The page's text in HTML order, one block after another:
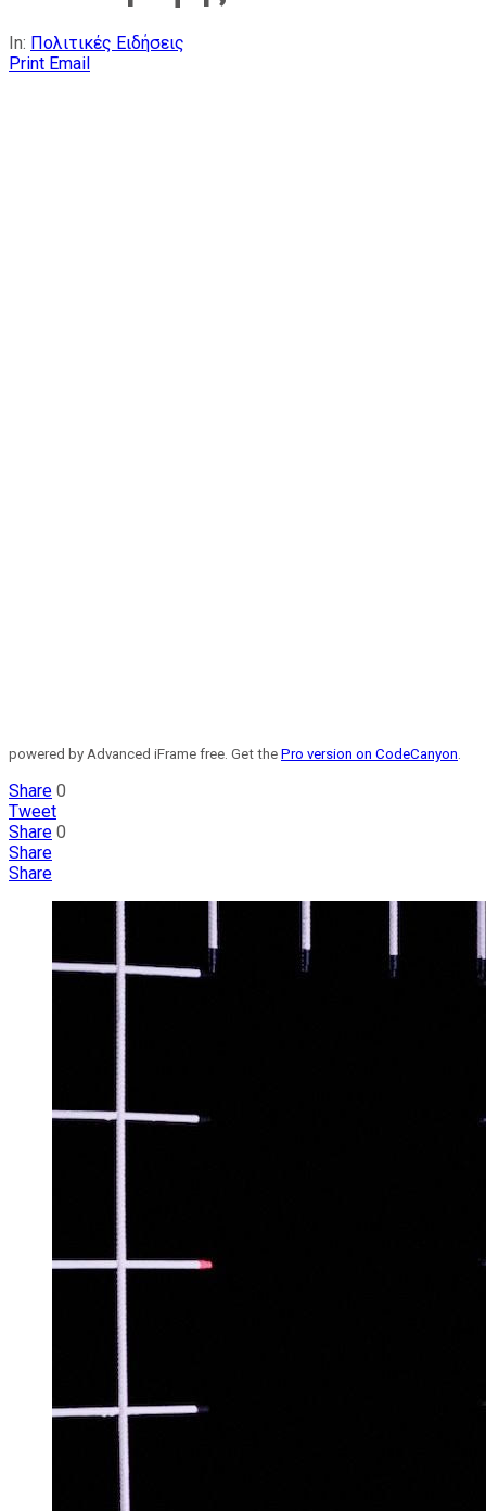
In: Πολιτικές Ειδήσεις
Print Email
powered by Advanced iFrame free. Get the Pro version on CodeCanyon
Share 0
Tweet
Share 0
Share
Share